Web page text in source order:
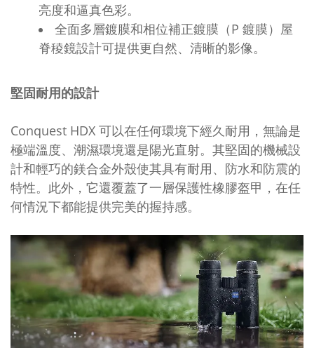
亮度和逼真色彩。
全面多層鍍膜和相位補正鍍膜（P 鍍膜）屋
脊稜鏡設計可提供更自然、清晰的影像。
堅固耐用的設計
Conquest HDX 可以在任何環境下經久耐用，無論是
極端溫度、潮濕環境還是陽光直射。其堅固的機械設
計和輕巧的鎂合金外殼使其具有耐用、防水和防震的
特性。此外，它還覆蓋了一層保護性橡膠盔甲，在任
何情況下都能提供完美的握持感。